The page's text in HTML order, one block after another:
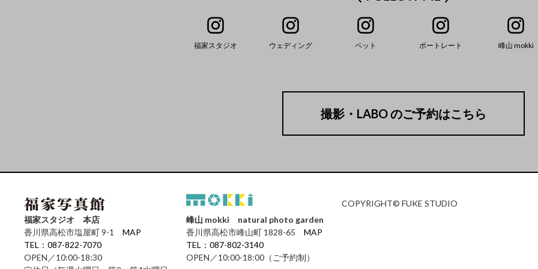
福家スタジオ ウェディング ペット ポートレート 峰山 mokki
撮影・LABO のご予約はこちら
福家スタジオ 本店
香川県高松市塩屋町 9-1MAP
TEL：087-822-7070
OPEN／10:00-18:30
峰山 mokki natural photo garden
香川県高松市峰山町 1828-65MAP
TEL：087-802-3140
OPEN／10:00-18:00（ご予約制）
COPYRIGHT© FUKE STUDIO